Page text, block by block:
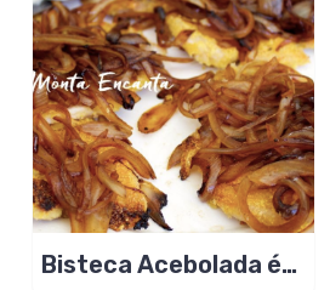
Bisteca Acebolada é